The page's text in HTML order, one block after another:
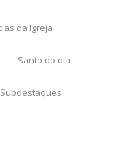
da Igreja
Santo do dia
Subdestaques